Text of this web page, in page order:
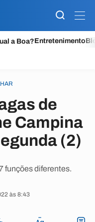
a Boa?Entretenimento
de
Campina
(2)
funções diferentes.
às 8:43